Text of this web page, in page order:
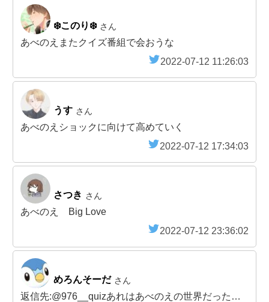
❄️このり❄️ さん
あべのえまたクイズ番組で会おうな
2022-07-12 11:26:03
うす さん
あべのえショックに向けて高めていく
2022-07-12 17:34:03
さつき さん
あべのえ Big Love
2022-07-12 23:36:02
めろんそーだ さん
返信先:@976__quizあれはあべのえの世界だった…